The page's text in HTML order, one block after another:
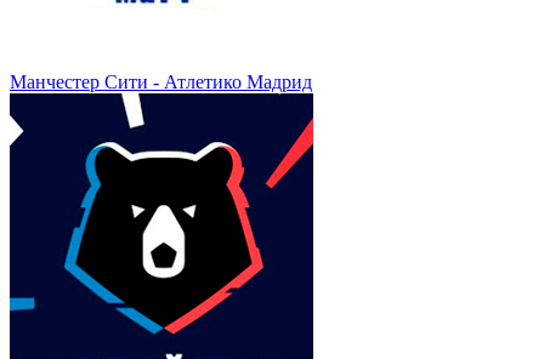
Манчестер Сити - Атлетико Мадрид